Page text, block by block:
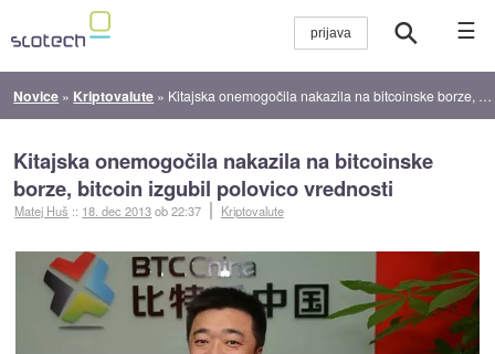
☰
Novice » Kriptovalute » Kitajska onemogočila nakazila na bitcoinske borze, bitcoin izgubil polovico vrednosti
Kitajska onemogočila nakazila na bitcoinske
borze, bitcoin izgubil polovico vrednosti
Matej Huš :: 18. dec 2013ob 22:37 Kriptovalute